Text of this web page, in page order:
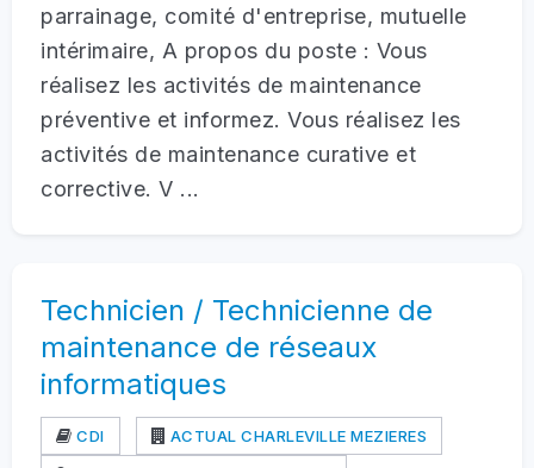
parrainage, comité d'entreprise, mutuelle
intérimaire, A propos du poste : Vous
réalisez les activités de maintenance
préventive et informez. Vous réalisez les
activités de maintenance curative et
corrective. V ...
Technicien / Technicienne de
maintenance de réseaux
informatiques
CDI
ACTUAL CHARLEVILLE MEZIERES